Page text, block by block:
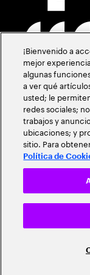
¡Bienvenido a
mejor
algunas
a ver qué
usted; le
redes sociales;
trabajos y
ubicaciones; y
sitio. Para
Política de